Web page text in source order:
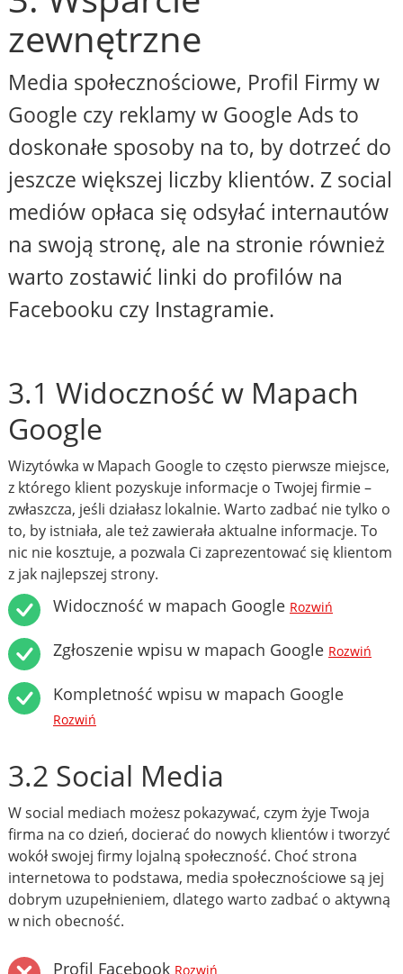
zewnętrzne
Media społecznościowe, Profil Firmy w
Google czy reklamy w Google Ads to
doskonałe sposoby na to, by dotrzeć do
jeszcze większej liczby klientów. Z social
mediów opłaca się odsyłać internautów
na swoją stronę, ale na stronie również
warto zostawić linki do profilów na
Facebooku czy Instagramie.
3.1 Widoczność w Mapach
Google
Wizytówka w Mapach Google to często pierwsze miejsce,
z którego klient pozyskuje informacje o Twojej firmie –
zwłaszcza, jeśli działasz lokalnie. Warto zadbać nie tylko o
to, by istniała, ale też zawierała aktualne informacje. To
nic nie kosztuje, a pozwala Ci zaprezentować się klientom
z jak najlepszej strony.
Widoczność w mapach Google Rozwiń
Zgłoszenie wpisu w mapach Google Rozwiń
Kompletność wpisu w mapach Google
Rozwiń
3.2 Social Media
W social mediach możesz pokazywać, czym żyje Twoja
firma na co dzień, docierać do nowych klientów i tworzyć
wokół swojej firmy lojalną społeczność. Choć strona
internetowa to podstawa, media społecznościowe są jej
dobrym uzupełnieniem, dlatego warto zadbać o aktywną
w nich obecność.
Profil Facebook